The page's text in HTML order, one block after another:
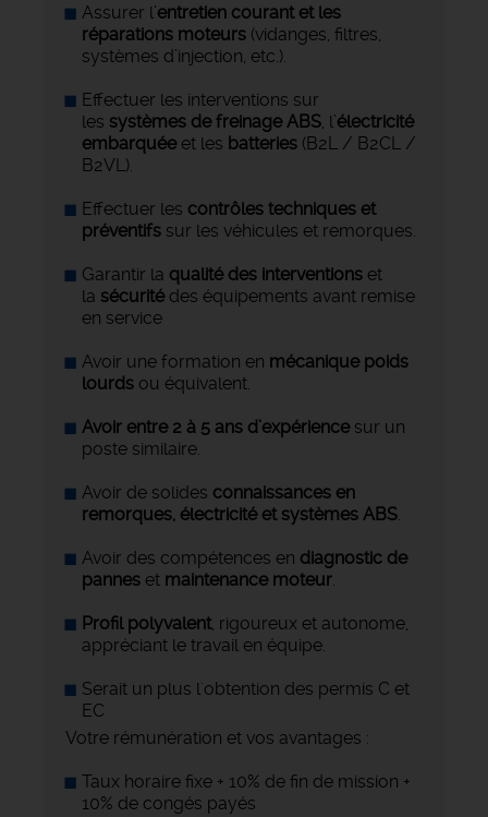
Assurer l’entretien courant et les
réparations moteurs (vidanges, filtres,
systèmes d’injection, etc.).
Effectuer les interventions sur
les systèmes de freinage ABS, l’électricité
embarquéeet les batteries (B2L / B2CL /
B2VL).
Effectuer les contrôles techniques et
préventifs sur les véhicules et remorques.
Garantir la qualité des interventions et
la sécuritédes équipements avant remise
en service
Avoir une formation en mécanique poids
lourds ou équivalent.
Avoir entre 2 à 5 ans d’expériencesur un
poste similaire.
Avoir de solides connaissances en
remorques, électricité et systèmes ABS.
Avoir des compétences en diagnostic de
pannes et maintenance moteur.
Profil polyvalent, rigoureux et autonome,
appréciant le travail en équipe.
Serait un plus l'obtention des permis C et
EC
Votre rémunération et vos avantages :
Taux horaire fixe + 10% de fin de mission +
10% de congés payés